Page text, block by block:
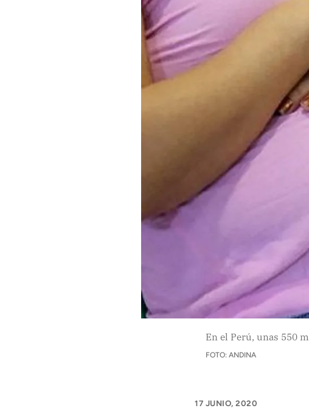
Pon tu lupa sobre lo
En el Perú, unas 550
FOTO: ANDINA
17 JUNIO, 2020